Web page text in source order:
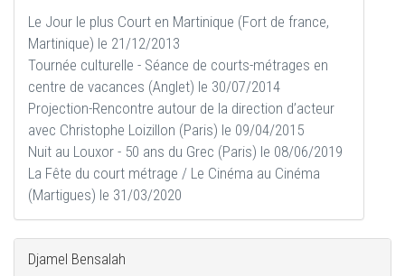
Le Jour le plus Court en Martinique (Fort de france,
Martinique) le 21/12/2013
Tournée culturelle - Séance de courts-métrages en
centre de vacances (Anglet) le 30/07/2014
Projection-Rencontre autour de la direction d’acteur
avec Christophe Loizillon (Paris) le 09/04/2015
Nuit au Louxor - 50 ans du Grec (Paris) le 08/06/2019
La Fête du court métrage / Le Cinéma au Cinéma
(Martigues) le 31/03/2020
Djamel Bensalah